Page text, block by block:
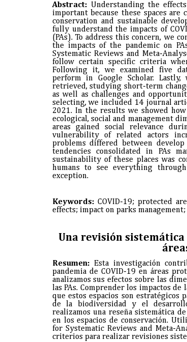
Abstract: Understanding the
important because these spaces
conservation and sustainable
fully understand the impacts of
(PAs). To address this concern, we
the impacts of the pandemic on
Systematic Reviews and Meta-
follow certain specific criteria
Following it, we examined five
perform in Google Scholar.
retrieved, studying short-term
as well as challenges and
selecting, we included 14 journal
2021. In the results we showed
ecological, social and management
areas gained social relevance
vulnerability of related actors
problems differed between
tendencies consolidated in PAs
sustainability of these places was
humans to see everything
exception.
Keywords: COVID-19; protected
effects; impact on parks
Una revisión
Resumen: Esta investigación
pandemia de COVID-19 en áreas
analizamos sus efectos sobre las
las PAs. Comprender los impactos
que estos espacios son estratégicos
de la biodiversidad y el
realizamos una reseña sistemática
en los espacios de conservación.
for Systematic Reviews and Meta-
criterios para realizar revisiones